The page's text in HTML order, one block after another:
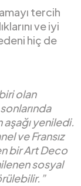
tercih
ve iyi
hiç de
olan
yeniledi.
ve Fransız
bir Art Deco
sosyal